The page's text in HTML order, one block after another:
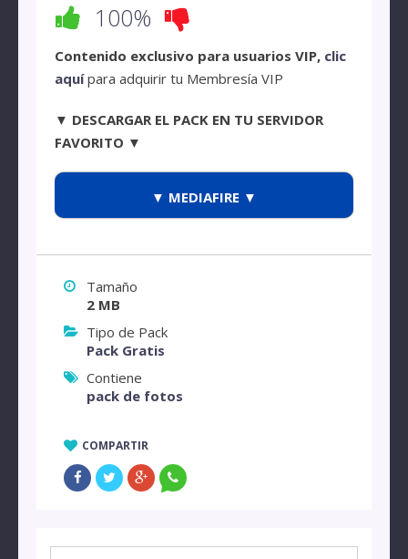
100%
Contenido exclusivo para usuarios VIP, clic
aquípara adquirir tu Membresía VIP
▼ DESCARGAR EL PACK EN TU SERVIDOR
FAVORITO ▼
▼ MEDIAFIRE ▼
Tamaño
2 MB
Tipo de Pack
Pack Gratis
Contiene
pack de fotos
COMPARTIR